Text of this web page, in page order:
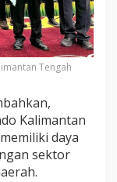
Tengah
Kalimantan
daya
sektor